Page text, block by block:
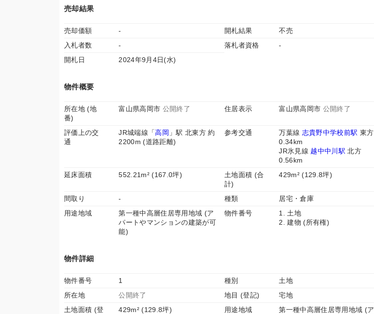
売却結果
売却価額 - 開札結果
不売
入札者数
- 落札者資格
-
開札日
2024年9月4日(水)
物件概要
所在地 (地
番)
富山県高岡市 公開終了 住居表示 富山県高岡市 公開終了
評価上の交
通
JR城端線「高岡 」駅 北東方 約
2200m (道路距離)
参考交通 万葉線 志貴野中学校前駅 東方
0.34km
JR氷見線 越中中川駅 北方
0.56km
延床面積
552.21m² (167.0坪)
土地面積 (合
計)
429m² (129.8坪)
間取り - 種類
居宅・倉庫
用途地域
第一種中高層住居専用地域 (ア
パートやマンションの建築が可
能)
物件番号
1. 土地
2. 建物 (所有権)
物件詳細
物件番号 1 種別
土地
所在地
公開終了 地目 (登記)
宅地
土地面積 (登
429m² (129.8坪) 用途地域
第一種中高層住居専用地域 (ア